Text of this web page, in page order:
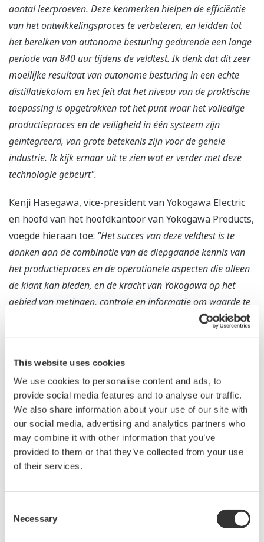
This website uses cookies
We use cookies to personalise content and ads, to
provide social media features and to analyse our traffic.
We also share information about your use of our site with
our social media, advertising and analytics partners who
may combine it with other information that you’ve
provided to them or that they’ve collected from your use
of their services.
Selection
Necessary
aantal leerproeven. Deze kenmerken hielpen de efficiëntie
van het ontwikkelingsproces te verbeteren, en leidden tot
het bereiken van autonome besturing gedurende een lange
periode van 840 uur tijdens de veldtest. Ik denk dat dit zeer
moeilijke resultaat van autonome besturing in een echte
distillatiekolom en het feit dat het niveau van de praktische
toepassing is opgetrokken tot het punt waar het volledige
productieproces en de veiligheid in één systeem zijn
geïntegreerd, van grote betekenis zijn voor de gehele
industrie. Ik kijk ernaar uit te zien wat er verder met deze
technologie gebeurt".
Kenji Hasegawa, vice-president van Yokogawa Electric
en hoofd van het hoofdkantoor van Yokogawa Products,
voegde hieraan toe: "Het succes van deze veldtest is te
danken aan de combinatie van de diepgaande kennis van
het productieproces en de operationele aspecten die alleen
de klant kan bieden, en de kracht van Yokogawa op het
gebied van metingen, controle en informatie om waarde te
creëren. Het suggereert dat een autonome besturings-AI
(FKDPP) een aanzienlijke bijdrage kan leveren aan de
milieuduurzaamheid over de hele wereld. Yokogawa heeft
de wereld geleid in de ontwikkeling van gedistribueerde
besturingssystemen die de werking van
fabrieksproductiefaciliteiten besturen en bewaken, en heeft
de groei van een reeks industrieën ondersteund. Met onze
blik strak gericht op een wereld van autonome werking die
het model vormt voor de toekomst van de industrie,
flexibele productie te bereiken die rekening houdt met de